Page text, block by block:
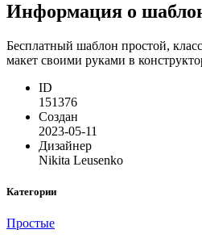
Информация о
Бесплатный шаблон простой,
макет своими руками в
ID
151376
Создан
2023-05-11
Дизайнер
Nikita Leusenko
Категории
Простые